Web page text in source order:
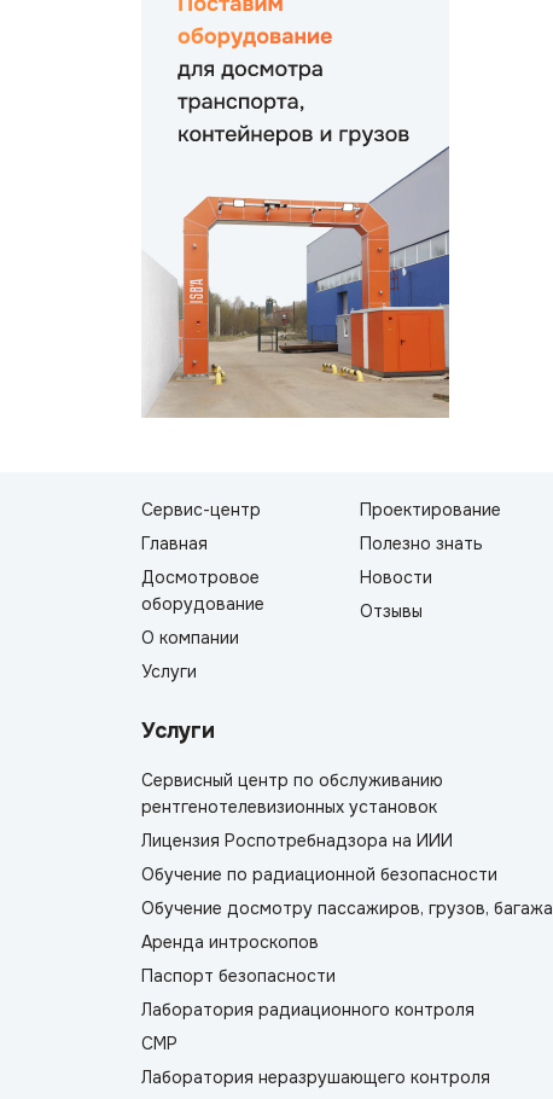
Сервис-центр
Главная
Досмотровое
оборудование
О компании
Услуги
Проектирование
Полезно знать
Новости
Отзывы
Услуги
Сервисный центр по обслуживанию
рентгенотелевизионных установок
Лицензия Роспотребнадзора на ИИИ
Обучение по радиационной безопасности
Обучение досмотру пассажиров, грузов, багажа
Аренда интроскопов
Паспорт безопасности
Лаборатория радиационного контроля
СМР
Лаборатория неразрушающего контроля